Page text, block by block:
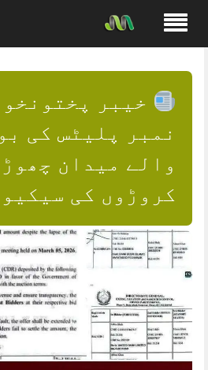
content
خیبر
نمبر پلیٹس کی
والے میدان
کروڑوں کی